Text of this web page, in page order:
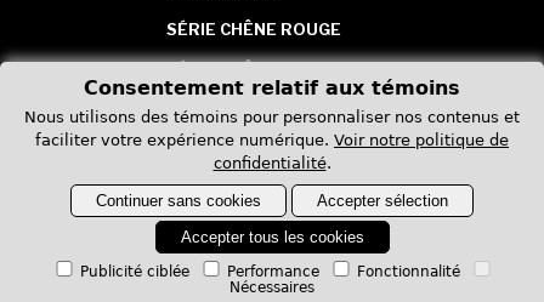
SÉRIE CHÊNE ROUGE
TABLES - VERRE, HPL &
CÉRAMIQUE
Consentement relatif aux témoins
Nous utilisons des témoins pour personnaliser nos contenus et
faciliter votre expérience numérique. Voir notre politique de
confidentialité.
Continuer sans cookies
Accepter sélection
Accepter tous les cookies
Publicité ciblée Performance
Fonctionnalité
Nécessaires